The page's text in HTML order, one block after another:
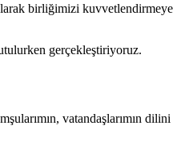
birliğimizi kuvvetlendirmeye
gerçekleştiriyoruz.
vatandaşlarımın dilini